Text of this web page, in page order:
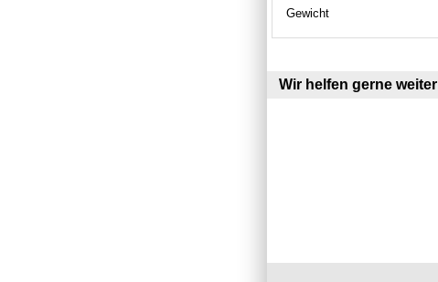
Gewicht
Wir helfen gerne weiter